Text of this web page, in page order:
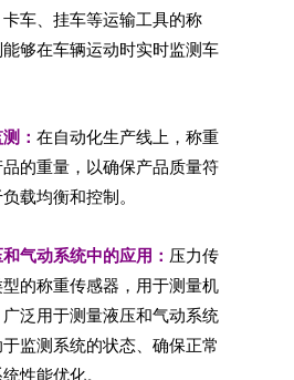
车、挂车等运输工具的称
够在车辆运动时实时监测车
： 在自动化生产线上，称重
的重量，以确保产品质量符
载均衡和控制。
气动系统中的应用： 压力传
的称重传感器，用于测量机
泛用于测量液压和气动系统
监测系统的状态、确保正常
性能优化。